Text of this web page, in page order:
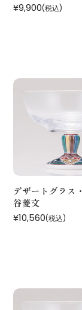
¥9,900(税込)
デザートグラ
谷菱文
¥10,560(税込)